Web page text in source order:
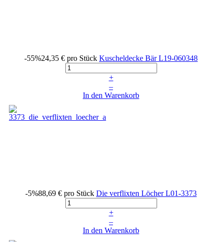
-55%24,35 € pro Stück Kuscheldecke BärL19-060348
+
–
In den Warenkorb
-5%88,69 € pro Stück Die verflixten LöcherL01-3373
+
–
In den Warenkorb